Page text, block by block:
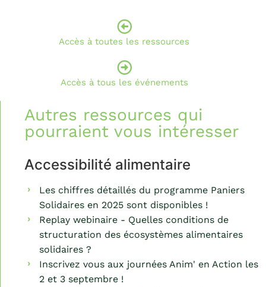
Accès à toutes les ressources
Accès à tous les événements
Autres ressources qui
pourraient vous intéresser
Accessibilité alimentaire
Les chiffres détaillés du programme Paniers
Solidaires en 2025 sont disponibles !
Replay webinaire - Quelles conditions de
structuration des écosystèmes alimentaires
solidaires ?
Inscrivez vous aux journées Anim' en Action les
2 et 3 septembre !